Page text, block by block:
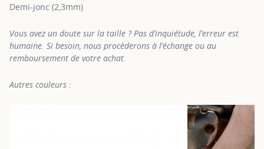
Demi-jonc (2,3mm)
Vous avez un doute sur la taille ? Pas d’inquiétude, l’erreur est
humaine. Si besoin, nous procèderons à l’échange ou au
remboursement de votre achat.
Autres couleurs :